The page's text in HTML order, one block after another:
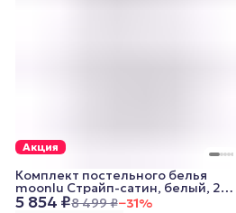
Акция
5 854 ₽8 499 ₽−31%
Комплект постельного белья
moonlu Страйп-сатин, белый, 2
спальный (наволочки 50x70 см)